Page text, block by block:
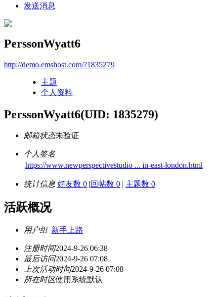
发送消息
PerssonWyatt6
http://demo.emshost.com/?1835279
主题
个人资料
PerssonWyatt6(UID: 1835279)
邮箱状态未验证
个人签名
https://www.newperspectivestudio ... in-east-london.html
统计信息 好友数 0 |回帖数 0 | 主题数 0
活跃概况
用户组 新手上路
注册时间2024-9-26 06:38
最后访问2024-9-26 07:08
上次活动时间2024-9-26 07:08
所在时区使用系统默认